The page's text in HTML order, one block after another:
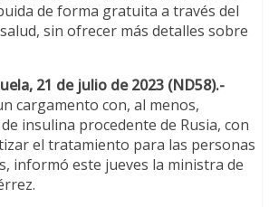
de forma gratuita a través del
sin ofrecer más detalles sobre
21 de julio de 2023 (ND58).-
cargamento con, al menos,
insulina procedente de Rusia, con
el tratamiento para las personas
informó este jueves la ministra de